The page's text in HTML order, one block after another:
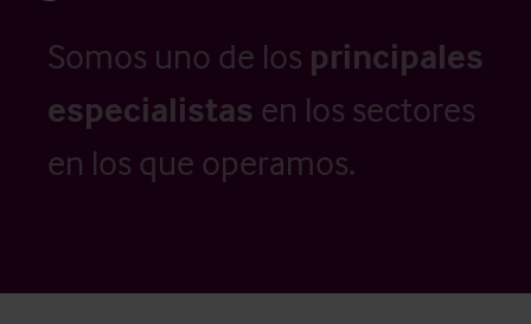
Somos uno de los principales
especialistas en los sectores
en los que operamos.